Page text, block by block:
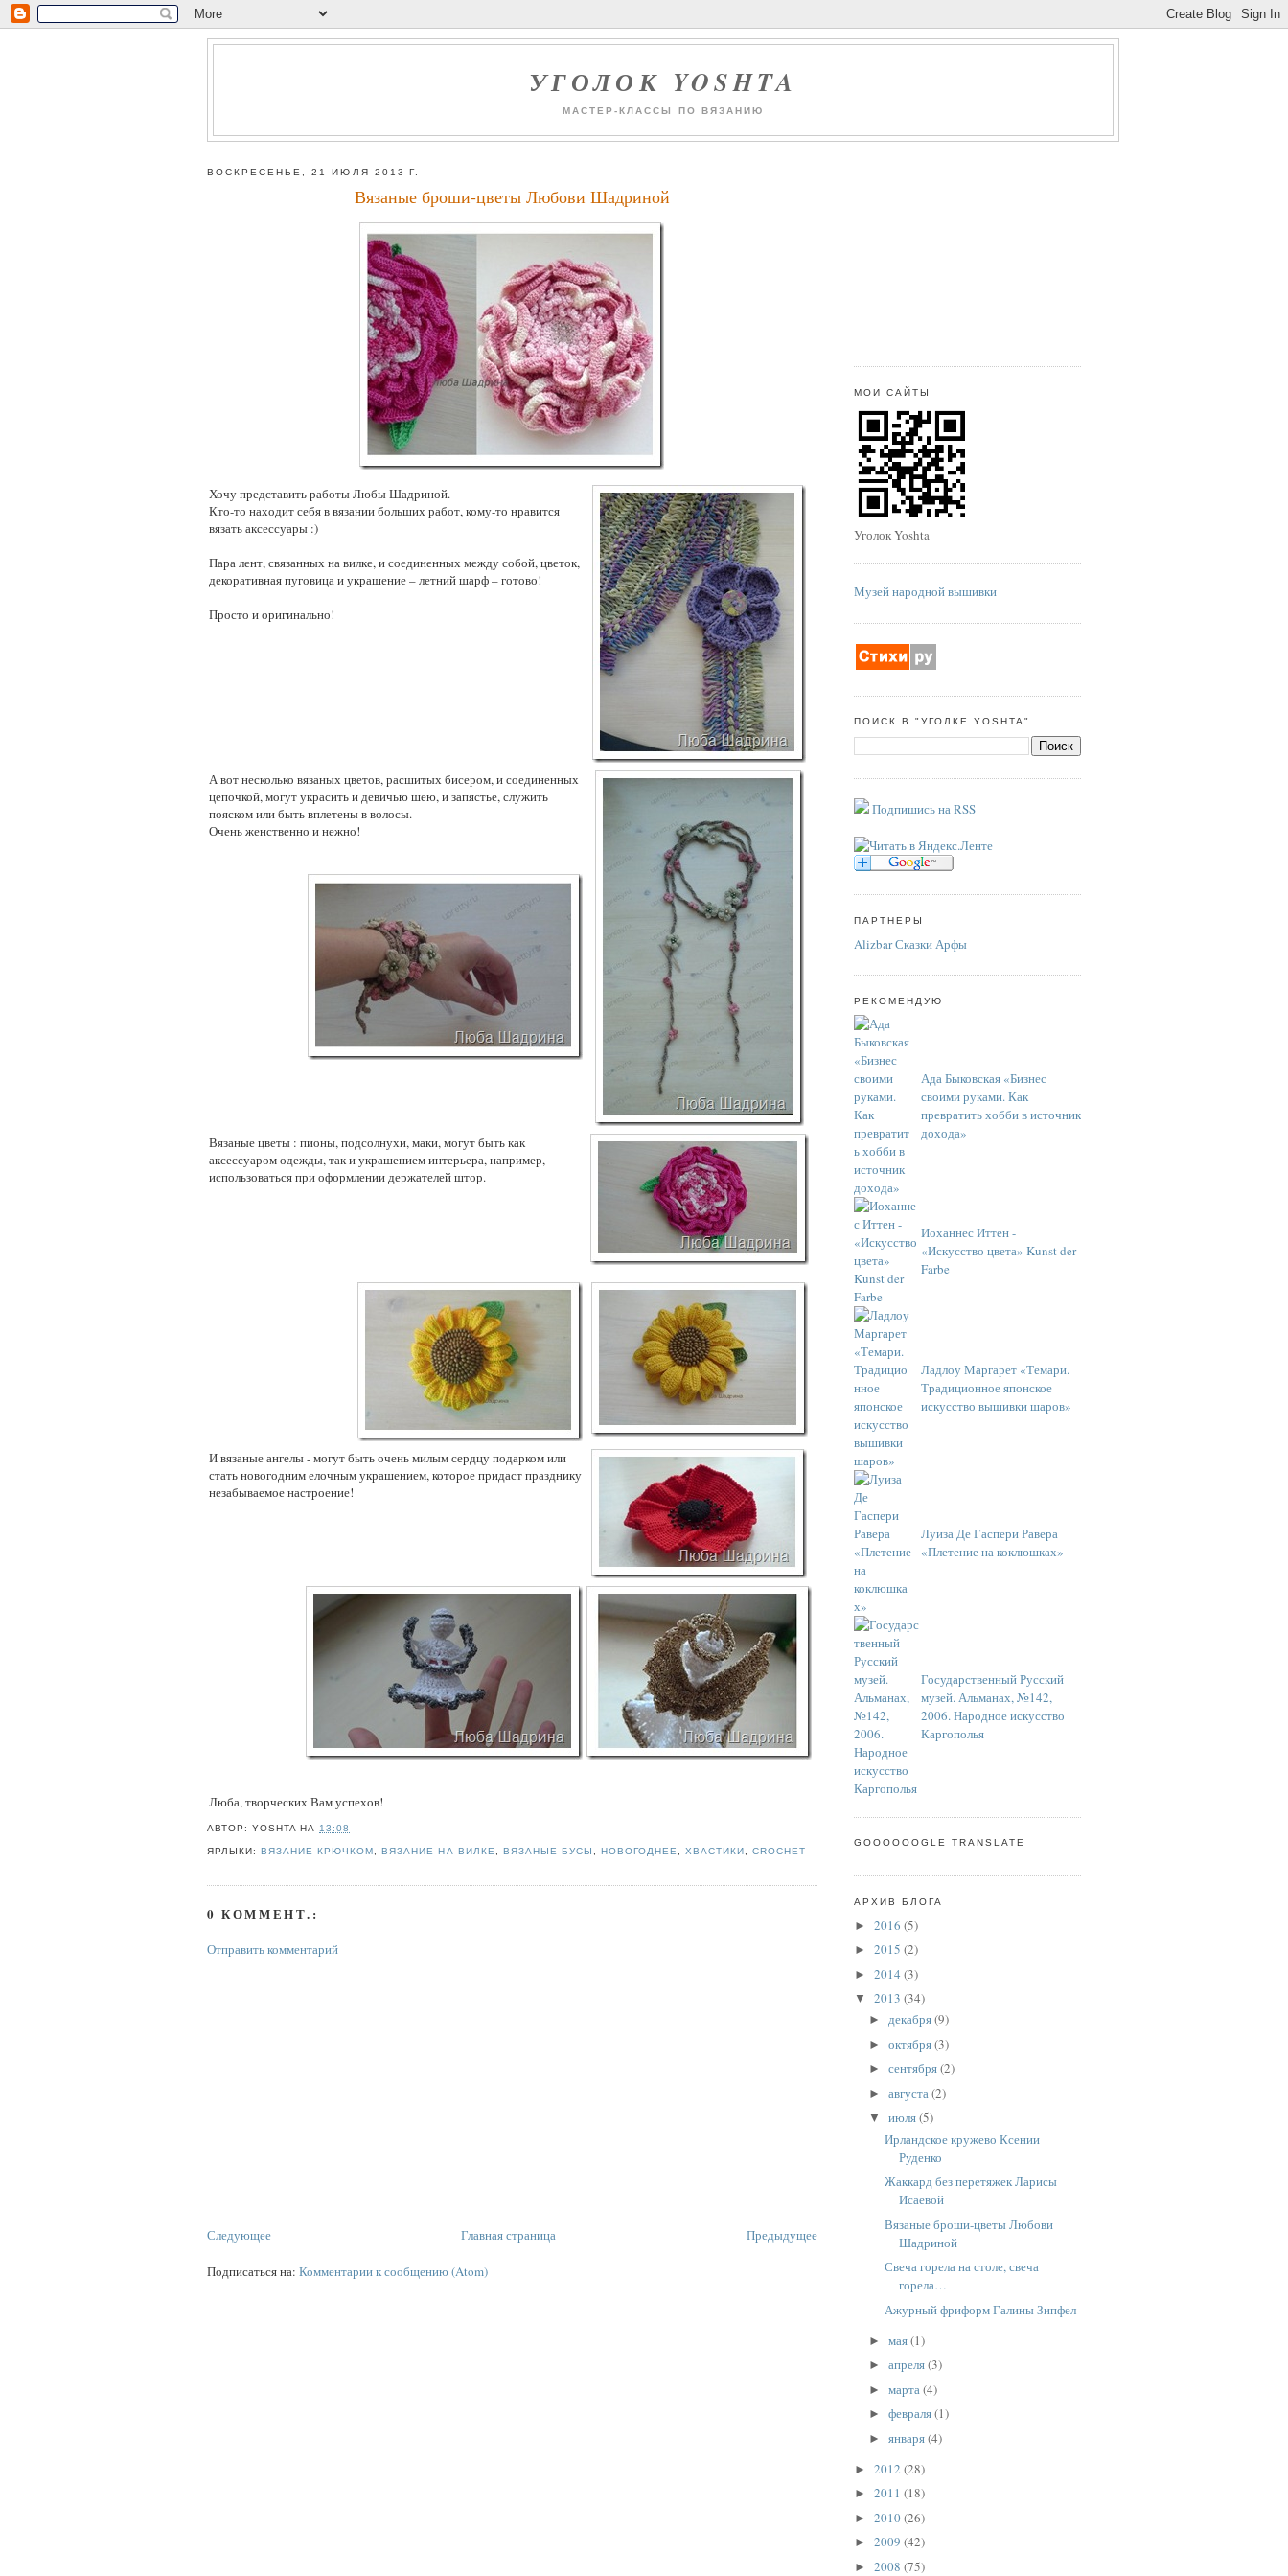
УГОЛОК YOSHTA
МАСТЕР-КЛАССЫ ПО ВЯЗАНИЮ
ВОСКРЕСЕНЬЕ, 21 ИЮЛЯ 2013 Г.
Вязаные броши-цветы Любови Шадриной
Хочу представить работы Любы Шадриной.
Кто-то находит себя в вязании больших работ, кому-то нравится
вязать аксессуары :)
Пара лент, связанных на вилке, и соединенных между собой, цветок,
декоративная пуговица и украшение – летний шарф – готово!
Просто и оригинально!
А вот несколько вязаных цветов, расшитых бисером, и соединенных
цепочкой, могут украсить и девичью шею, и запястье, служить
пояском или быть вплетены в волосы.
Очень женственно и нежно!
Вязаные цветы : пионы, подсолнухи, маки, могут быть как
аксессуаром одежды, так и украшением интерьера, например,
использоваться при оформлении держателей штор.
И вязаные ангелы - могут быть очень милым сердцу подарком или
стать новогодним елочным украшением, которое придаст празднику
незабываемое настроение!
Люба, творческих Вам успехов!
АВТОР:YOSHTA НА13:08
ЯРЛЫКИ:ВЯЗАНИЕ КРЮЧКОМ ,ВЯЗАНИЕ НА ВИЛКЕ ВЯЗАНЫЕ БУСЫ НОВОГОДНЕЕ ,ХВАСТИКИ ,CROCHET
0 КОММЕНТ.:
Отправить комментарий
Следующее Предыдущее
Главная страница
Подписаться на: Комментарии к сообщению (Atom)
МОИ САЙТЫ
Уголок Yoshta
Музей народной вышивки
ПОИСК В "УГОЛКЕ YOSHTA"
Подпишись на RSS
ПАРТНЕРЫ
Alizbar Сказки Арфы
РЕКОМЕНДУЮ
Ада Быковская «Бизнес
своими руками. Как
превратить хобби в источник
дохода»
Иоханнес Иттен -
«Искусство цвета» Kunst der
Farbe
Ладлоу Маргарет «Темари.
Традиционное японское
искусство вышивки шаров»
Луиза Де Гаспери Равера
«Плетение на коклюшках»
Государственный Русский
музей. Альманах, №142,
2006. Народное искусство
Каргополья
GOOOOOOGLE TRANSLATE
АРХИВ БЛОГА
► 2016 (5)
► 2015 (2)
► 2014 (3)
▼ 2013 (34)
►декабря(9)
►октября(3)
►сентября(2)
►августа(2)
▼июля(5)
Ирландское кружево Ксении
Руденко
Жаккард без перетяжек Ларисы
Исаевой
Вязаные броши-цветы Любови
Шадриной
Свеча горела на столе, свеча
горела…
Ажурный фриформ Галины Зипфел
►мая(1)
►апреля(3)
►марта(4)
►февраля(1)
►января(4)
► 2012 (28)
► 2011 (18)
► 2010(26)
► 2009 (42)
► 2008 (75)